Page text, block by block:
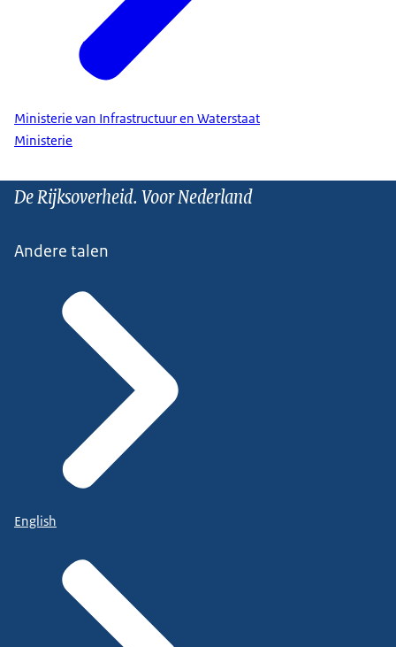
Ministerie van Infrastructuur en Waterstaat
Ministerie
De Rijksoverheid. Voor Nederland
Andere talen
English